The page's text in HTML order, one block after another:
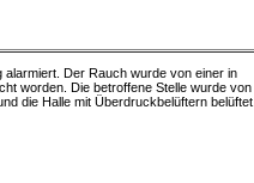
Der Rauch wurde von einer in
worden. Die betroffene Stelle wurde von
die Halle mit Überdruckbelüftern belüftet.